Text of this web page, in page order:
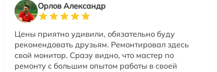
Орлов Александр
Цены приятно удивили, обязательно буду
рекомендовать друзьям. Ремонтировал здесь
свой монитор. Сразу видно, что мастер по
ремонту с большим опытом работы в своей